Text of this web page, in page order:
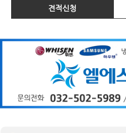
견적신청